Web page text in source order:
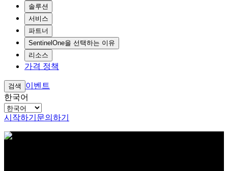
솔루션
서비스
파트너
SentinelOne을 선택하는 이유
리소스
가격 정책
검색
이벤트
한국어
시작하기 문의하기
아이브로우 테스트 콘텐츠 텍스트